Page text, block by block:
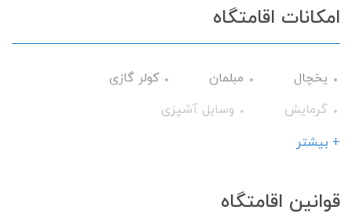
امکانات اقامتگاه
یخچال مبلمان
کولر گازی
گرمایش
وسایل آشپزی
میز نهارخوری
+ بیشتر
قوانین اقامتگاه